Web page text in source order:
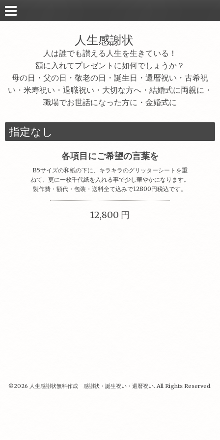
人生感謝状
人は誰でも讃える人生を生きている！
額に入れてプレゼントに如何でしょうか？
母の日・父の日・敬老の日・誕生日・還暦祝い・古希祝
い・米寿祝い・退職祝い・大切な方へ・結婚式に両親に・
職場でお世話になった方に・金婚式に
指定なし
各項目にご希望の言葉を
B5サイズの和紙の下に、キラキラのグリッターシートを重
ねて、更に一枚千代紙を入れる事で少し華やかになります。
製作費・額代・包装・送料全て込みで12800円税込です。
12,800 円
©2026 人生感謝状無料作成 感謝状・誕生祝い・還暦祝い. All Rights Reserved.